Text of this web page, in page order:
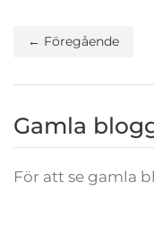
← Föregående
Gamla
För att se gamla